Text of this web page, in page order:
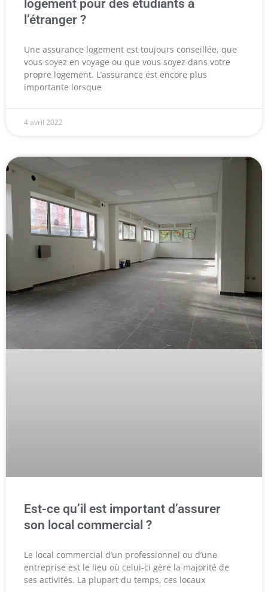
logement pour des étudiants à
l’étranger ?
Une assurance logement est toujours conseillée, que
vous soyez en voyage ou que vous soyez dans votre
propre logement. L’assurance est encore plus
importante lorsque
4 avril 2022
Est-ce qu’il est important d’assurer
son local commercial ?
Le local commercial d’un professionnel ou d’une
entreprise est le lieu où celui-ci gère la majorité de
ses activités. La plupart du temps, ces locaux